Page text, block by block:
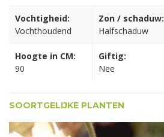
Vochtigheid:
Vochthoudend
Zon / schaduw:
Halfschaduw
Hoogte in CM:
90
Giftig:
Nee
SOORTGELIJKE PLANTEN